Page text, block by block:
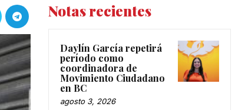
Notas recientes
Daylín García repetirá
período como
coordinadora de
Movimiento Ciudadano
en BC
agosto 3, 2026